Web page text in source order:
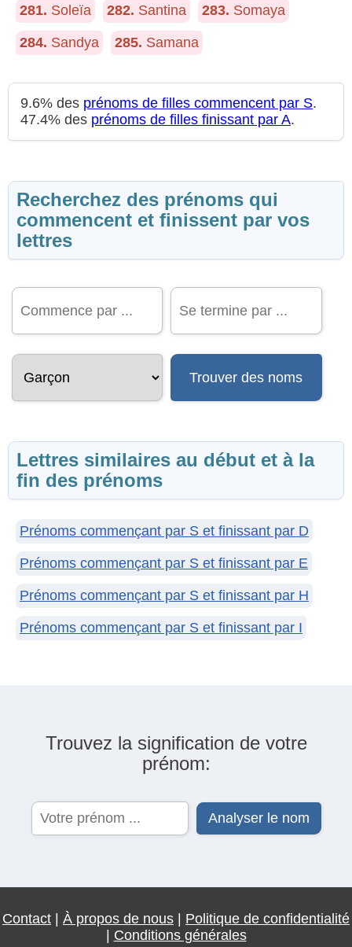
281. Soleïa 282. Santina 283. Somaya
284. Sandya 285. Samana
9.6% des prénoms de filles commencent par S.
47.4% des prénoms de filles finissant par A.
Recherchez des prénoms qui
commencent et finissent par vos
lettres
Trouver des noms
Lettres similaires au début et à la
fin des prénoms
Prénoms commençant par S et finissant par D
Prénoms commençant par S et finissant par E
Prénoms commençant par S et finissant par H
Prénoms commençant par S et finissant par I
Trouvez la signification de votre
prénom:
Contact À propos de nous
Politique de confidentialité
Conditions générales